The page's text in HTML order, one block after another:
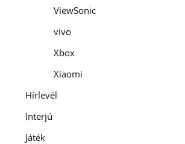
ViewSonic
vivo
Xbox
Xiaomi
Hírlevél
Interjú
Játék